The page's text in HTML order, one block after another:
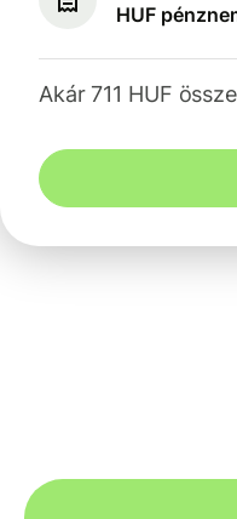
HUF
Akár 711 HUF